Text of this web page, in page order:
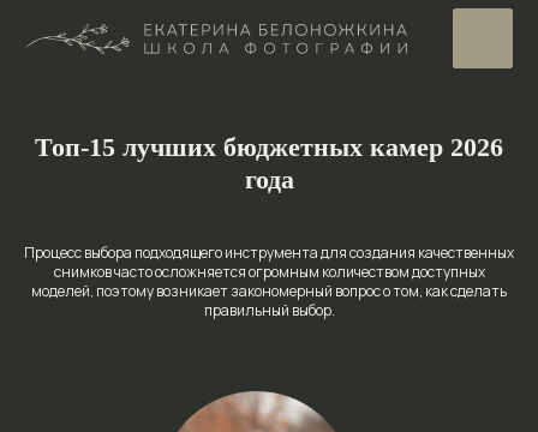
Топ-15 лучших бюджетных камер 2026
года
Процесс выбора подходящего инструмента для создания качественных
снимков часто осложняется огромным количеством доступных
моделей, поэтому возникает закономерный вопрос о том, как сделать
правильный выбор.